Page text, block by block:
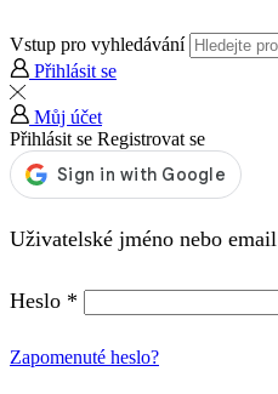
Vstup pro vyhledávání
Přihlásit se
Můj účet
Přihlásit se Registrovat se
Uživatelské jméno nebo email
Heslo *
Zapomenuté heslo?